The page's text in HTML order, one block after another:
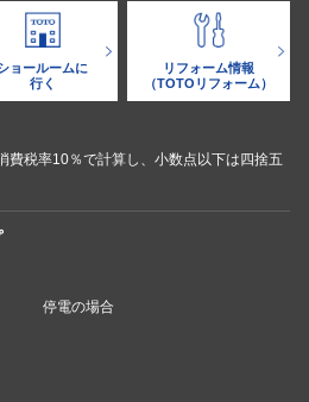
ョールームに
行く
リフォーム情報
（TOTOリフォーム）
税率10％で計算し、小数点以下は四捨五
停電の場合